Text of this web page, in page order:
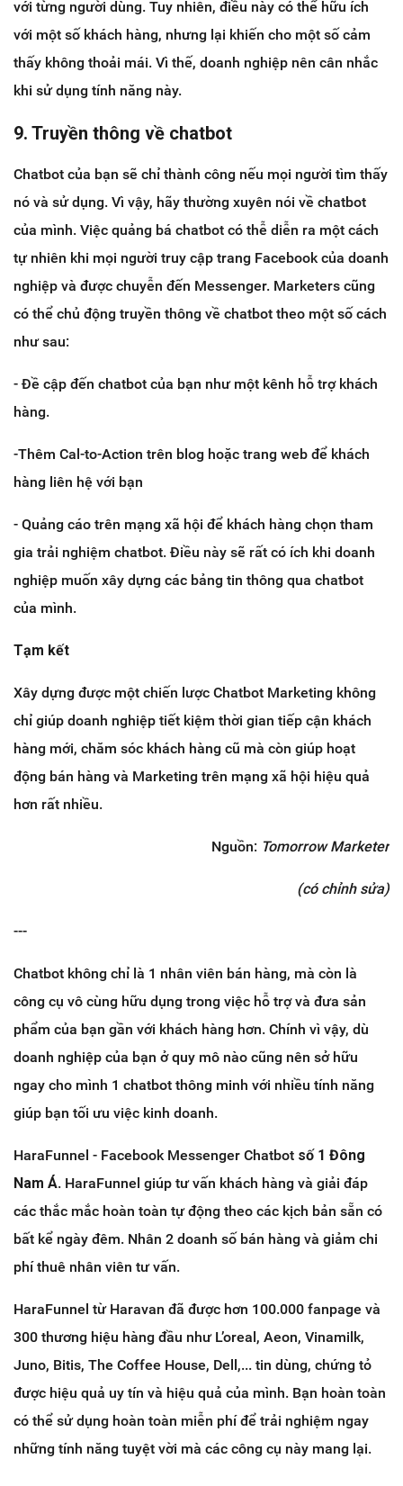
với từng người dùng. Tuy nhiên, điều này có thể hữu ích
với một số khách hàng, nhưng lại khiến cho một số cảm
thấy không thoải mái. Vì thế, doanh nghiệp nên cân nhắc
khi sử dụng tính năng này.
9. Truyền thông về chatbot
Chatbot của bạn sẽ chỉ thành công nếu mọi người tìm thấy
nó và sử dụng. Vì vậy, hãy thường xuyên nói về chatbot
của mình. Việc quảng bá chatbot có thễ diễn ra một cách
tự nhiên khi mọi người truy cập trang Facebook của doanh
nghiệp và được chuyễn đến Messenger. Marketers cũng
có thể chủ động truyền thông về chatbot theo một số cách
như sau:
- Đề cập đến chatbot của bạn như một kênh hỗ trợ khách
hàng.
-Thêm Cal-to-Action trên blog hoặc trang web để khách
hàng liên hệ với bạn
- Quảng cáo trên mạng xã hội để khách hàng chọn tham
gia trải nghiệm chatbot. Điều này sẽ rất có ích khi doanh
nghiệp muốn xây dựng các bảng tin thông qua chatbot
của mình.
Tạm kết
Xây dựng được một chiến lược Chatbot Marketing không
chỉ giúp doanh nghiệp tiết kiệm thời gian tiếp cận khách
hàng mới, chăm sóc khách hàng cũ mà còn giúp hoạt
động bán hàng và Marketing trên mạng xã hội hiệu quả
hơn rất nhiều.
Nguồn: Tomorrow Marketer
(có chỉnh sửa)
---
Chatbot không chỉ là 1 nhân viên bán hàng, mà còn là
công cụ vô cùng hữu dụng trong việc hỗ trợ và đưa sản
phẩm của bạn gần với khách hàng hơn. Chính vì vậy, dù
doanh nghiệp của bạn ở quy mô nào cũng nên sở hữu
ngay cho mình 1 chatbot thông minh với nhiều tính năng
giúp bạn tối ưu việc kinh doanh.
HaraFunnel - Facebook Messenger Chatbot số 1 Đông
Nam Á. HaraFunnel giúp tư vấn khách hàng và giải đáp
các thắc mắc hoàn toàn tự động theo các kịch bản sẵn có
bất kể ngày đêm. Nhân 2 doanh số bán hàng và giảm chi
phí thuê nhân viên tư vấn.
HaraFunnel từ Haravan đã được hơn 100.000 fanpage và
300 thương hiệu hàng đầu như L’oreal, Aeon, Vinamilk,
Juno, Bitis, The Coffee House, Dell,... tin dùng, chứng tỏ
được hiệu quả uy tín và hiệu quả của mình. Bạn hoàn toàn
có thể sử dụng hoàn toàn miễn phí để trải nghiệm ngay
những tính năng tuyệt vời mà các công cụ này mang lại.